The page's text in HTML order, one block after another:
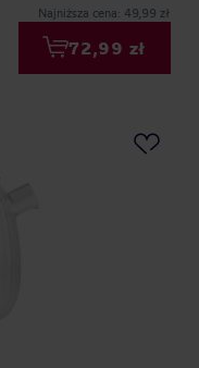
Najniższa cena: 49,99 zł
72,99 zł